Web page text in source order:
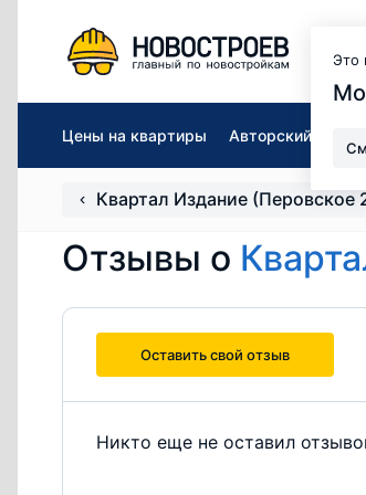
Это
Цены на квартиры Авторский обзор
Квартал Издание (Перовское
Отзывы о
Оставить свой отзыв
Никто еще не оставил